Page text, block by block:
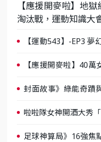
【應援開麥啦】地
淘汰戰，運動知識大
【運動543】-EP3 夢
【應援開麥啦】40
封面故事》綠能奇蹟
啦啦隊女神開酒大秀
足球神算局》16強焦